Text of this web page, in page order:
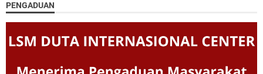
PENGADUAN